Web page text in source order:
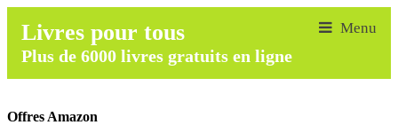
Livres pour tous
Plus de 6000 livres gratuits en ligne
Offres Amazon